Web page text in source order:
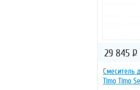
Смеситель
Timo Timo
29 845 Р